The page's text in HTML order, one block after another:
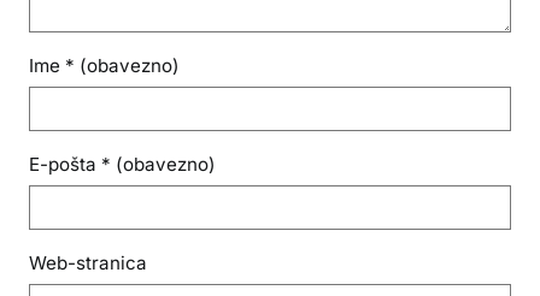
Ime * (obavezno)
E-pošta * (obavezno)
Web-stranica